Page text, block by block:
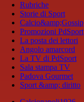
Rubriche
Storie di Sport
Calcio&amp;Gossip
Promozioni PdSport
La posta dei lettori
Angolo amarcord
La TV di PdSport
Sala stampa TV
Padova Gourmet
Sport &amp; diritto